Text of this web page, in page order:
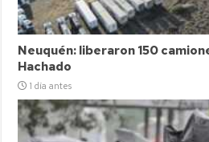
Neuquén: liberaron 150
Hachado
1 día antes